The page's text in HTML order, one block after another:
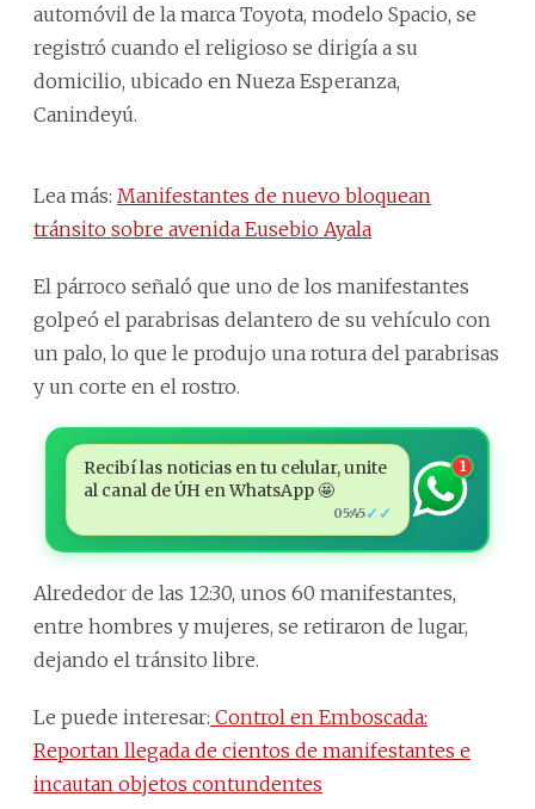
automóvil de la marca Toyota, modelo Spacio, se
registró cuando el religioso se dirigía a su
domicilio, ubicado en Nueza Esperanza,
Canindeyú.
Lea más: Manifestantes de nuevo bloquean
tránsito sobre avenida Eusebio Ayala
El párroco señaló que uno de los manifestantes
golpeó el parabrisas delantero de su vehículo con
un palo, lo que le produjo una rotura del parabrisas
y un corte en el rostro.
Recibí las noticias en tu celular, unite
al canal de ÚH en WhatsApp 🤩
05:45✓✓
1
Alrededor de las 12:30, unos 60 manifestantes,
entre hombres y mujeres, se retiraron de lugar,
dejando el tránsito libre.
Le puede interesar: Control en Emboscada:
Reportan llegada de cientos de manifestantes e
incautan objetos contundentes